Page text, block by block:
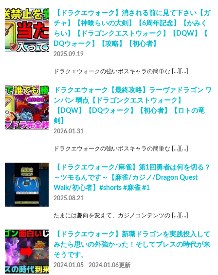
【ドラクエウォーク】消される前に見て下さい【ガ
チャ】【神喰らいの大剣】【6周年記念】【かみく
らい】【ドラゴンクエストウォーク】【DQW】【
DQウォーク】【攻略】【初心者】
2025.09.19
ドラクエウォークの強いボスキャラの簡単な […][…]
ドラクエウォーク【最終攻略】ラーヴァドラゴン ワ
ンパン 弱点【ドラゴンクエストウォーク】
【DQW】【DQウォーク】【初心者】【ロトの竜
剣】
2026.01.31
ドラクエウォークの強いボスキャラの簡単な […][…]
【ドラクエウォーク/麻雀】第1回勇者は何を切る？
～ツモるんです～【麻雀/カジノ/Dragon Quest
Walk/初心者】#shorts #麻雀 #1
2025.08.21
たまには趣向を変えて、カジノコンテンツの […][…]
【ドラクエウォーク】新職ドラゴンを実践投入して
みたら思いの外強かった！そしてブレスの時代が来
そうです。
2024.01.05 2024.01.06更新